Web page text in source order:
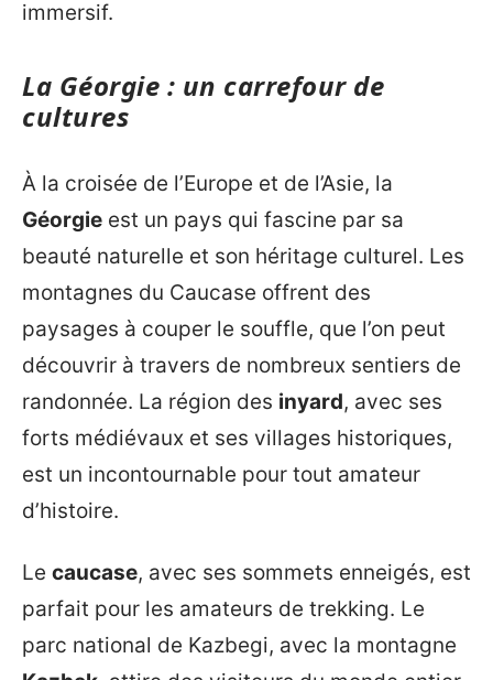
immersif.
La Géorgie : un carrefour de
cultures
À la croisée de l’Europe et de l’Asie, la
Géorgie est un pays qui fascine par sa
beauté naturelle et son héritage culturel. Les
montagnes du Caucase offrent des
paysages à couper le souffle, que l’on peut
découvrir à travers de nombreux sentiers de
randonnée. La région des inyard, avec ses
forts médiévaux et ses villages historiques,
est un incontournable pour tout amateur
d’histoire.
Le caucase, avec ses sommets enneigés, est
parfait pour les amateurs de trekking. Le
parc national de Kazbegi, avec la montagne